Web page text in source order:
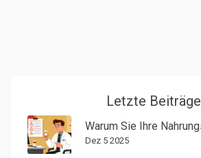
Letzte Beiträge
Dez 5 2025